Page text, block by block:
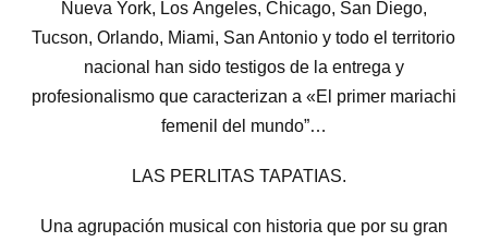
Nueva York, Los Ángeles, Chicago, San Diego,
Tucson, Orlando, Miami, San Antonio y todo el territorio
nacional han sido testigos de la entrega y
profesionalismo que caracterizan a «El primer mariachi
femenil del mundo”…
LAS PERLITAS TAPATIAS.
Una agrupación musical con historia que por su gran